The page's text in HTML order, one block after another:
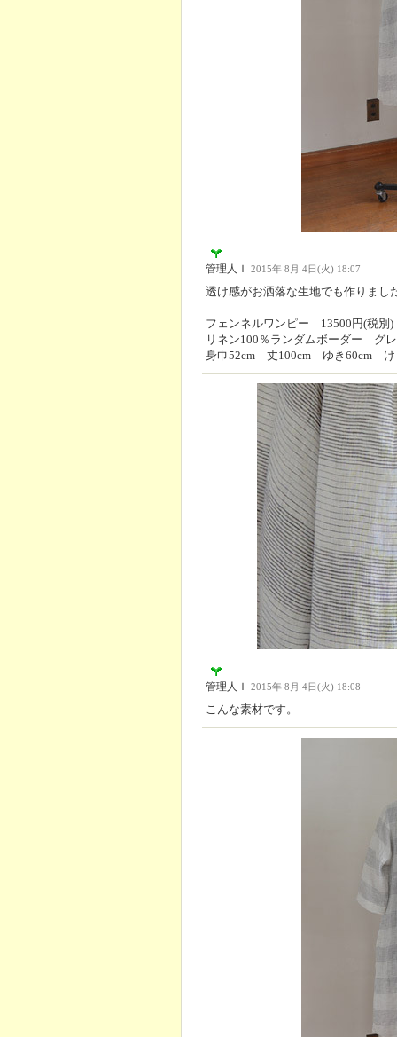
管理人Ｉ 2015年 8月 4日(火) 18:07
透け感がお洒落な生地でも作りまし
フェンネルワンピー 13500円(税別)
リネン100％ランダムボーダー グ
身巾52cm 丈100cm ゆき60cm け
管理人Ｉ 2015年 8月 4日(火) 18:08
こんな素材です。